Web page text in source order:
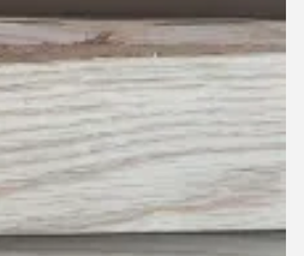
イニングチェア
椅子